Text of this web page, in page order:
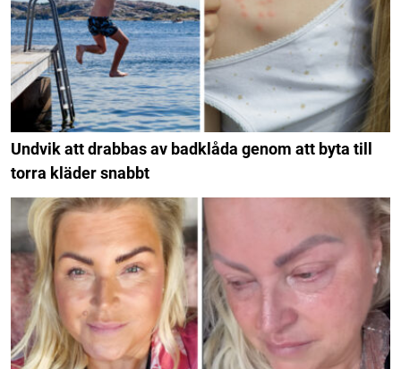
Undvik att drabbas av badklåda genom att byta till
torra kläder snabbt